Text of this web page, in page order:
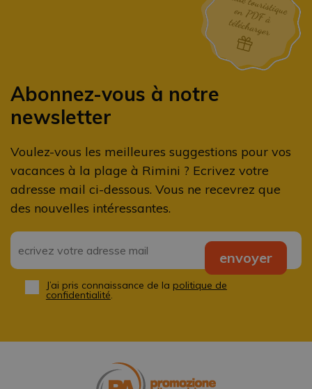
Abonnez-vous à notre
newsletter
Voulez-vous les meilleures suggestions pour vos
vacances à la plage à Rimini ? Ecrivez votre
adresse mail ci-dessous. Vous ne recevrez que
des nouvelles intéressantes.
Email
Privacy*
J’ai pris connaissance de la politique de
confidentialité.
envoyer